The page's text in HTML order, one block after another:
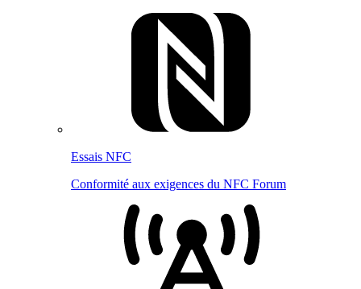
Essais NFC
Conformité aux exigences du NFC Forum